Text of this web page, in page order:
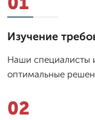
Изучение
Наши специалисты
оптимальные
02